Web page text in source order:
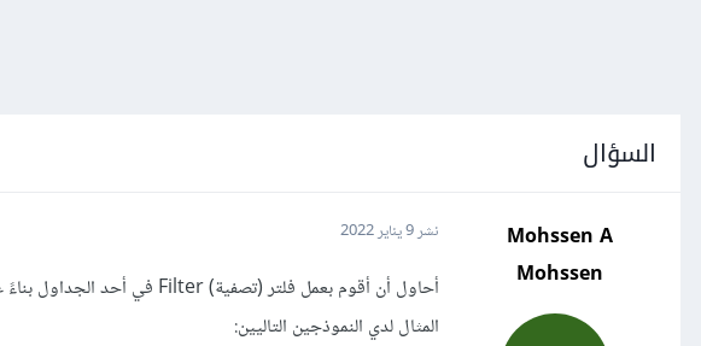
السؤال
Mohssen A
Mohssen
نشر9 يناير 2022
المثال لدي النموذجين التاليين: